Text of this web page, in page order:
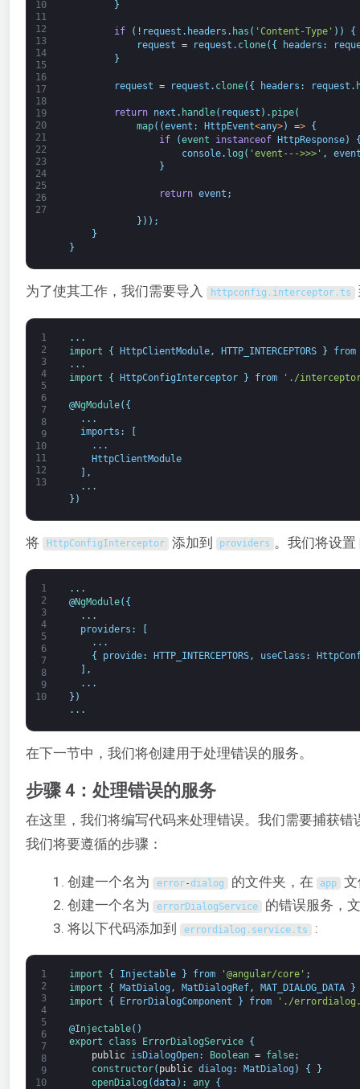
10
11
12
13
14
15
16
17
18
19
20
21
22
23
24
25
26
27
}
if ( ! request . headers . has ( 'Content-Type' ) )
{
request = request . clone( { headers :
}
request = request . clone( { headers : request .
return next . handle( request ) . pipe(
map( (event : HttpEvent<any>) =>
{
if
(event instanceof HttpResponse)
console. log ( 'event--->>>' ,
}
return event ;
} ) ) ;
}
}
为了使其工作，我们需要导入 httpconfig . interceptor.ts
1
2
3
4
5
6
7
8
9
10
11
12
13
. . .
import
{ HttpClientModule, HTTP_INTERCEPTORS }
from
. . .
import
{ HttpConfigInterceptor } from './
@NgModule( {
. . .
imports :
. . .
HttpClientModule
] ,
. . .
} )
将 HttpConfigInterceptor 添加到 providers 。我们将设置
1
2
3
4
5
6
7
8
9
10
. . .
@NgModule( {
. . .
providers :
[
. . .
{
provide: HTTP_INTERCEPTORS, useClass :
,
. . .
} )
. . .
在下一节中，我们将创建用于处理错误的服务。
步骤 4：处理错误的服务
在这里，我们将编写代码来处理错误。我们需要捕获
我们将要遵循的步骤：
创建一个名为 error-dialog 的文件夹，在 app
创建一个名为
errorDialogService 的错误服务，
将以下代码添加到
errordialog . service.ts :
1
2
3
4
5
6
7
8
9
10
import { Injectable } from '@angular/core' ;
import
{ MatDialog , MatDialogRef, MAT_DIALOG_DATA
}
import
{ ErrorDialogComponent } from './
@Injectable( )
export
class ErrorDialogService
{
public
isDialogOpen: Boolean = false;
constructor( public dialog : MatDialog ) {
}
openDialog (data) : any
{